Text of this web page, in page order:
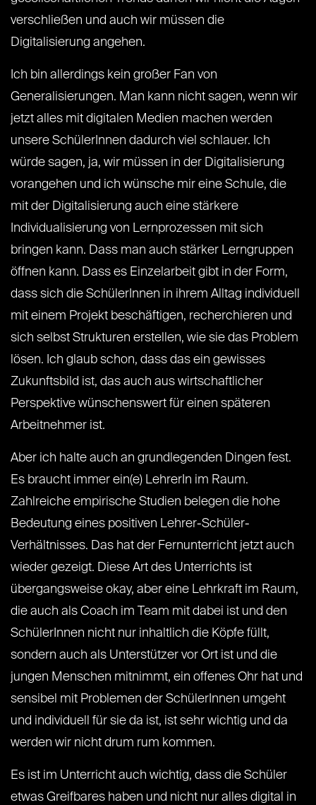
verschließen und auch wir müssen die
Digitalisierung angehen.
Ich bin allerdings kein großer Fan von
Generalisierungen. Man kann nicht sagen, wenn wir
jetzt alles mit digitalen Medien machen werden
unsere SchülerInnen dadurch viel schlauer. Ich
würde sagen, ja, wir müssen in der Digitalisierung
vorangehen und ich wünsche mir eine Schule, die
mit der Digitalisierung auch eine stärkere
Individualisierung von Lernprozessen mit sich
bringen kann. Dass man auch stärker Lerngruppen
öffnen kann. Dass es Einzelarbeit gibt in der Form,
dass sich die SchülerInnen in ihrem Alltag individuell
mit einem Projekt beschäftigen, recherchieren und
sich selbst Strukturen erstellen, wie sie das Problem
lösen. Ich glaub schon, dass das ein gewisses
Zukunftsbild ist, das auch aus wirtschaftlicher
Perspektive wünschenswert für einen späteren
Arbeitnehmer ist.
Aber ich halte auch an grundlegenden Dingen fest.
Es braucht immer ein(e) LehrerIn im Raum.
Zahlreiche empirische Studien belegen die hohe
Bedeutung eines positiven Lehrer-Schüler-
Verhältnisses. Das hat der Fernunterricht jetzt auch
wieder gezeigt. Diese Art des Unterrichts ist
übergangsweise okay, aber eine Lehrkraft im Raum,
die auch als Coach im Team mit dabei ist und den
SchülerInnen nicht nur inhaltlich die Köpfe füllt,
sondern auch als Unterstützer vor Ort ist und die
jungen Menschen mitnimmt, ein offenes Ohr hat und
sensibel mit Problemen der SchülerInnen umgeht
und individuell für sie da ist, ist sehr wichtig und da
werden wir nicht drum rum kommen.
Es ist im Unterricht auch wichtig, dass die Schüler
etwas Greifbares haben und nicht nur alles digital in